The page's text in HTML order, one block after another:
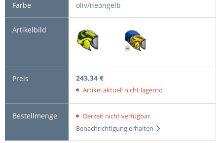
oliv/neongelb
243,34 €
Artikel aktuell nicht lagernd
Derzeit nicht verfügbar.
Benachrichtigung erhalten